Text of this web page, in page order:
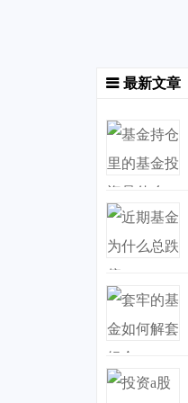
最新文章